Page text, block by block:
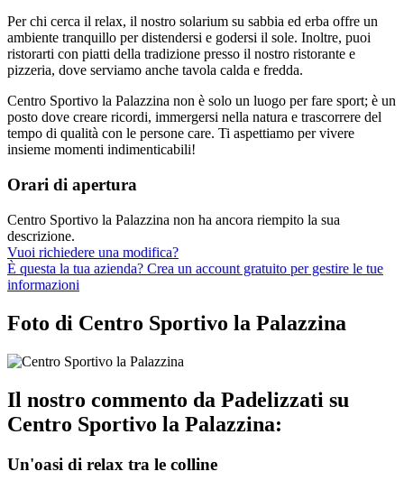
Per chi cerca il relax, il nostro solarium su sabbia ed erba offre un
ambiente tranquillo per distendersi e godersi il sole. Inoltre, puoi
ristorarti con piatti della tradizione presso il nostro ristorante e
pizzeria, dove serviamo anche tavola calda e fredda.
Centro Sportivo la Palazzina non è solo un luogo per fare sport; è un
posto dove creare ricordi, immergersi nella natura e trascorrere del
tempo di qualità con le persone care. Ti aspettiamo per vivere
insieme momenti indimenticabili!
Orari di apertura
Centro Sportivo la Palazzina non ha ancora riempito la sua
descrizione.
Vuoi richiedere una modifica?
È questa la tua azienda? Crea un account gratuito per gestire le tue
informazioni
Foto di Centro Sportivo la Palazzina
Il nostro commento da Padelizzati su
Centro Sportivo la Palazzina:
Un'oasi di relax tra le colline